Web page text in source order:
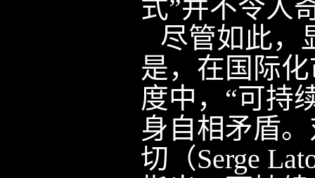
式”并不令人
尽管如此，
是，在国际
度中，“可持
身自相矛盾
切（Serge